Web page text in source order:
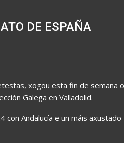
DE ESPAÑA
xogou esta fin de semana
Galega en Valladolid.
Andalucía e un máis